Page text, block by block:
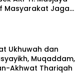
Masyarakat Jaga
Ukhuwah dan
Muqaddam,
Akhwat Thariqah